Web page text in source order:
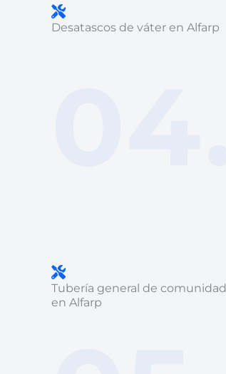
Desatascos de váter en Alfarp
Tubería general de comunidad
en Alfarp